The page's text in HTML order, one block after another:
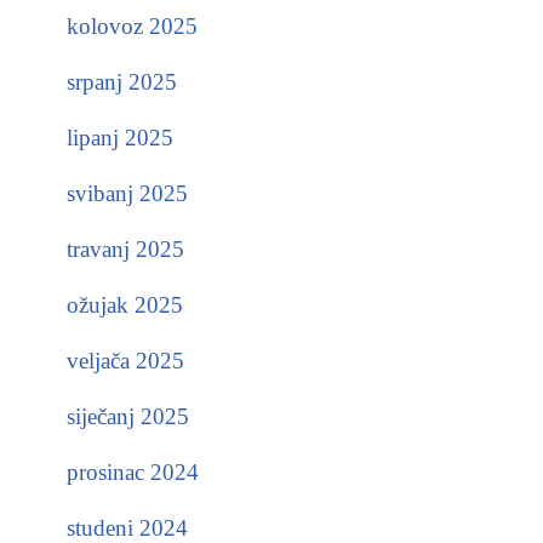
kolovoz 2025
srpanj 2025
lipanj 2025
svibanj 2025
travanj 2025
ožujak 2025
veljača 2025
siječanj 2025
prosinac 2024
studeni 2024